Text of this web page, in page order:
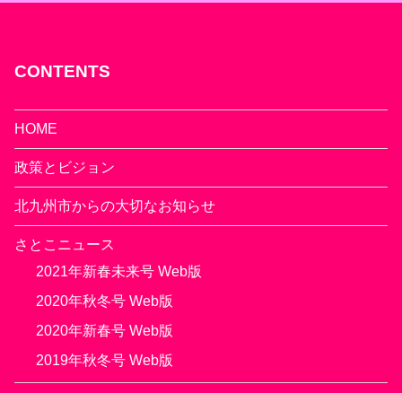
CONTENTS
HOME
政策とビジョン
北九州市からの大切なお知らせ
さとこニュース
2021年新春未来号 Web版
2020年秋冬号 Web版
2020年新春号 Web版
2019年秋冬号 Web版